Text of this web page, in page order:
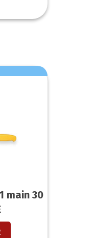
main 30